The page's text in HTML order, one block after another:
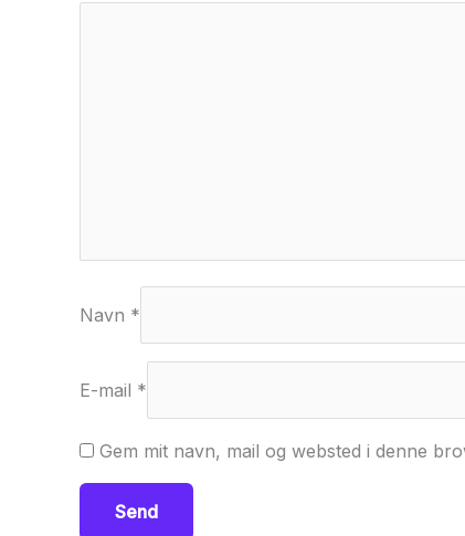
Navn *
E-mail *
Gem mit navn, mail og websted i denne